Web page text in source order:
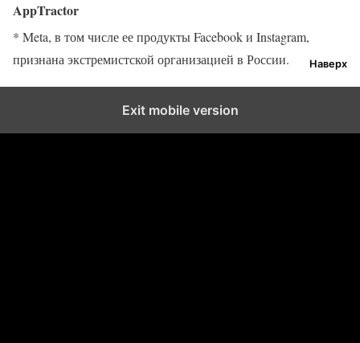
AppTractor
Наверх
* Meta, в том числе ее продукты Facebook и Instagram,
признана экстремистской организацией в России.
Exit mobile version